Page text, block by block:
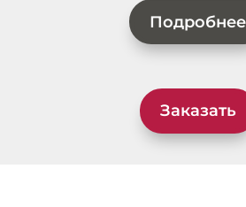
Подробнее
Заказать